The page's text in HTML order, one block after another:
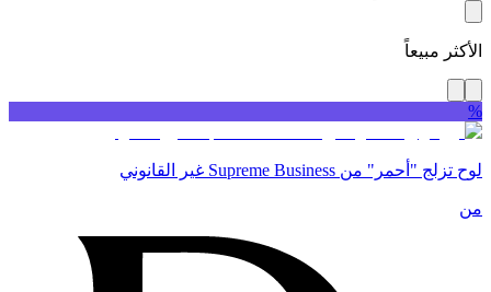
الأكثر مبيعاً
%
لوح تزلج "أحمر" من Supreme Business غير القانوني
من